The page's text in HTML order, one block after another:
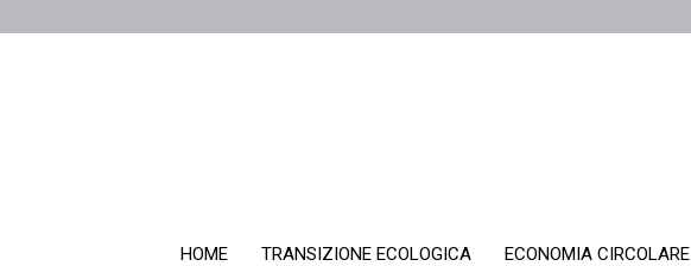
HOME TRANSIZIONE ECOLOGICA ECONOMIA CIRCOLARE